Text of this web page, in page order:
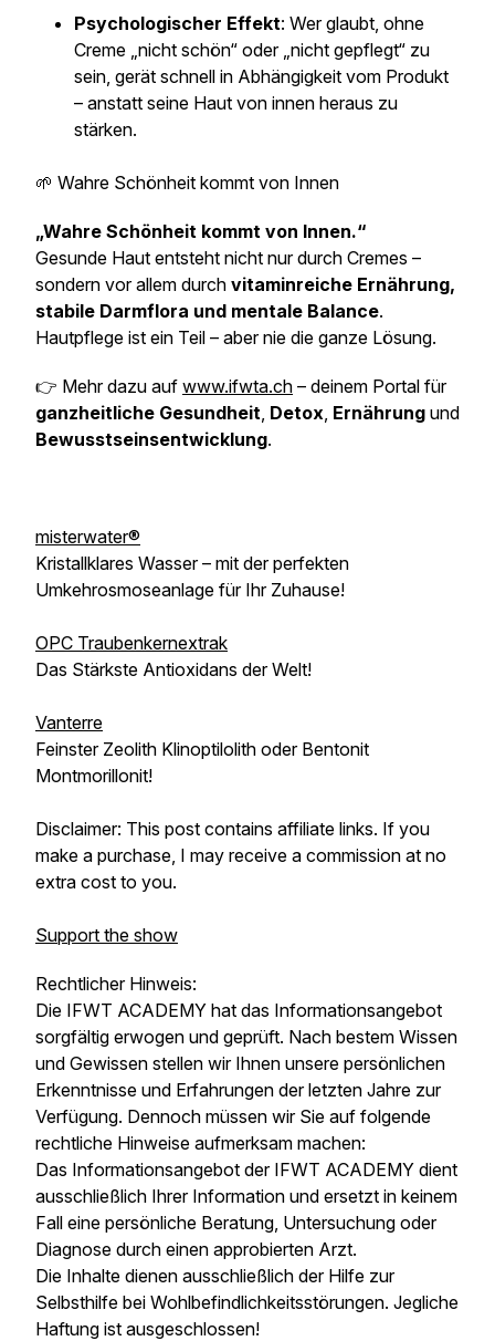
Psychologischer Effekt: Wer glaubt, ohne
Creme „nicht schön“ oder „nicht gepflegt“ zu
sein, gerät schnell in Abhängigkeit vom Produkt
– anstatt seine Haut von innen heraus zu
stärken.
🌱 Wahre Schönheit kommt von Innen
„Wahre Schönheit kommt von Innen.“
Gesunde Haut entsteht nicht nur durch Cremes –
sondern vor allem durch vitaminreiche Ernährung,
stabile Darmflora und mentale Balance.
Hautpflege ist ein Teil – aber nie die ganze Lösung.
👉 Mehr dazu auf www.ifwta.ch – deinem Portal für
ganzheitliche Gesundheit, Detox, Ernährung und
Bewusstseinsentwicklung.
misterwater®
Kristallklares Wasser – mit der perfekten
Umkehrosmoseanlage für Ihr Zuhause!
OPC Traubenkernextrak
Das Stärkste Antioxidans der Welt!
Vanterre
Feinster Zeolith Klinoptilolith oder Bentonit
Montmorillonit!
Disclaimer: This post contains affiliate links. If you
make a purchase, I may receive a commission at no
extra cost to you.
Support the show
Rechtlicher Hinweis:
Die IFWT ACADEMY hat das Informationsangebot
sorgfältig erwogen und geprüft. Nach bestem Wissen
und Gewissen stellen wir Ihnen unsere persönlichen
Erkenntnisse und Erfahrungen der letzten Jahre zur
Verfügung. Dennoch müssen wir Sie auf folgende
rechtliche Hinweise aufmerksam machen:
Das Informationsangebot der IFWT ACADEMY dient
ausschließlich Ihrer Information und ersetzt in keinem
Fall eine persönliche Beratung, Untersuchung oder
Diagnose durch einen approbierten Arzt.
Die Inhalte dienen ausschließlich der Hilfe zur
Selbsthilfe bei Wohlbefindlichkeitsstörungen. Jegliche
Haftung ist ausgeschlossen!